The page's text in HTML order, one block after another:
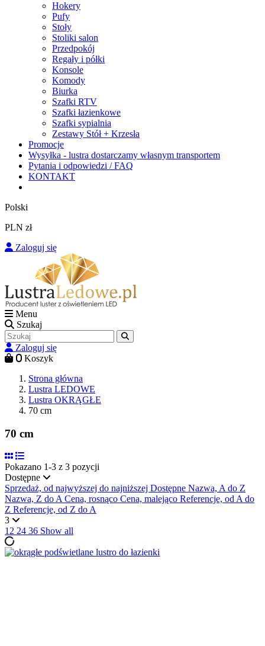
Hokery
Pufy
Stoły
Stoliki salon
Przedpokój
Regały i półki
Konsole
Komody
Biurka
Szafki RTV
Szafki łazienkowe
Szafki sypialnia
Zestawy Stół + Krzesła
Promocje
Wysyłka - lustra dostarczamy własnym transportem
Pytania i odpowiedzi / FAQ
KONTAKT
Polski
PLN zł
Zaloguj się
Menu
Szukaj
Zaloguj się
0 Koszyk
Strona główna
Lustra LEDOWE
Lustra OKRĄGŁE
70 cm
70 cm
Pokazano 1-3 z 3 pozycji
Dostępne
Sprzedaż, od najwyższej do najniższej Dostępne Nazwa, A do Z
Nazwa, Z do ACena, rosnąco Cena, malejąco Referencje, od A do
Z Referencje, od Z do A
3
12 24 36 Show all